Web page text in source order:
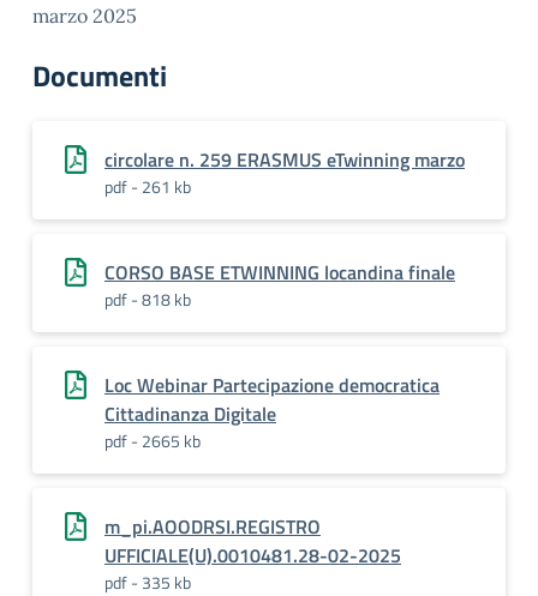
marzo 2025
Documenti
circolare n. 259 ERASMUS eTwinning marzo
pdf - 261 kb
CORSO BASE ETWINNING locandina finale
pdf - 818 kb
Loc Webinar Partecipazione democratica
Cittadinanza Digitale
pdf - 2665 kb
m_pi.AOODRSI.REGISTRO
UFFICIALE(U).0010481.28-02-2025
pdf - 335 kb